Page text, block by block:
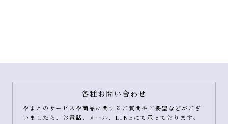
各種お問い合わせ
やまとのサービスや商品に関するご質問やご要望などがござ
いましたら、お電話、メール、LINEにて承っております。